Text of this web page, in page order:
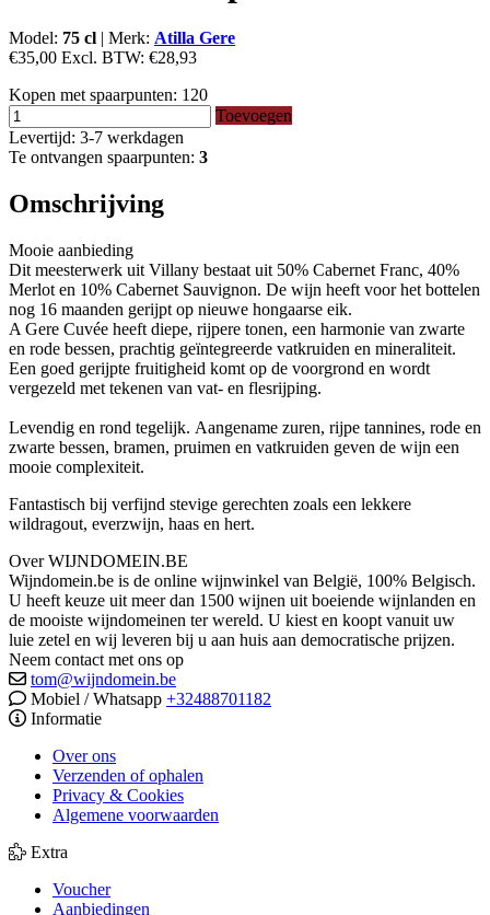
Model: 75 cl | Merk: Atilla Gere
€35,00 Excl. BTW: €28,93
Kopen met spaarpunten: 120
Toevoegen
Levertijd: 3-7 werkdagen
Te ontvangen spaarpunten: 3
Omschrijving
Mooie aanbieding
Dit meesterwerk uit Villany bestaat uit 50% Cabernet Franc, 40%
Merlot en 10% Cabernet Sauvignon. De wijn heeft voor het bottelen
nog 16 maanden gerijpt op nieuwe hongaarse eik.
A Gere Cuvée heeft diepe, rijpere tonen, een harmonie van zwarte
en rode bessen, prachtig geïntegreerde vatkruiden en mineraliteit.
Een goed gerijpte fruitigheid komt op de voorgrond en wordt
vergezeld met tekenen van vat- en flesrijping.
Levendig en rond tegelijk. Aangename zuren, rijpe tannines, rode en
zwarte bessen, bramen, pruimen en vatkruiden geven de wijn een
mooie complexiteit.
Fantastisch bij verfijnd stevige gerechten zoals een lekkere
wildragout, everzwijn, haas en hert.
Over WIJNDOMEIN.BE
Wijndomein.be is de online wijnwinkel van België, 100% Belgisch.
U heeft keuze uit meer dan 1500 wijnen uit boeiende wijnlanden en
de mooiste wijndomeinen ter wereld. U kiest en koopt vanuit uw
luie zetel en wij leveren bij u aan huis aan democratische prijzen.
Neem contact met ons op
tom@wijndomein.be
Mobiel / Whatsapp +32488701182
Informatie
Over ons
Verzenden of ophalen
Privacy & Cookies
Algemene voorwaarden
Extra
Voucher
Aanbiedingen